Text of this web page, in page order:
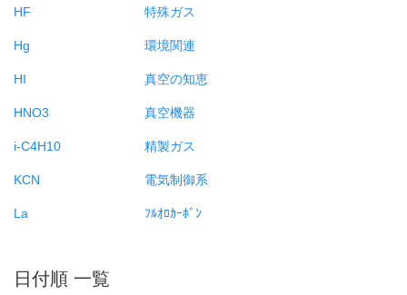
HF
Hg
HI
HNO3
i-C4H10
KCN
La
特殊ガス
環境関連
真空の知恵
真空機器
精製ガス
電気制御系
ﾌﾙｵﾛｶｰﾎﾞﾝ
日付順 一覧